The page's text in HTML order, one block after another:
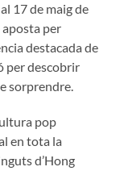
17 de maig de
aposta per
destacada de
per descobrir
sorprendre.
pop
en tota la
d’Hong